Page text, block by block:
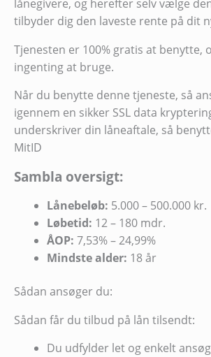
lånegivere, og herefter selv vælge
tilbyder dig den laveste rente på dit
Tjenesten er 100% gratis at benytte,
ingenting at bruge.
Når du benytte denne tjeneste, så
igennem en sikker SSL data
underskriver din låneaftale, så
MitID
Sambla oversigt:
Lånebeløb: 5.000 – 500.000 kr.
Løbetid: 12 – 180 mdr.
ÅOP: 7,53% – 24,99%
Mindste alder: 18 år
Sådan ansøger du:
Sådan får du tilbud på lån tilsendt:
Du udfylder let og enkelt